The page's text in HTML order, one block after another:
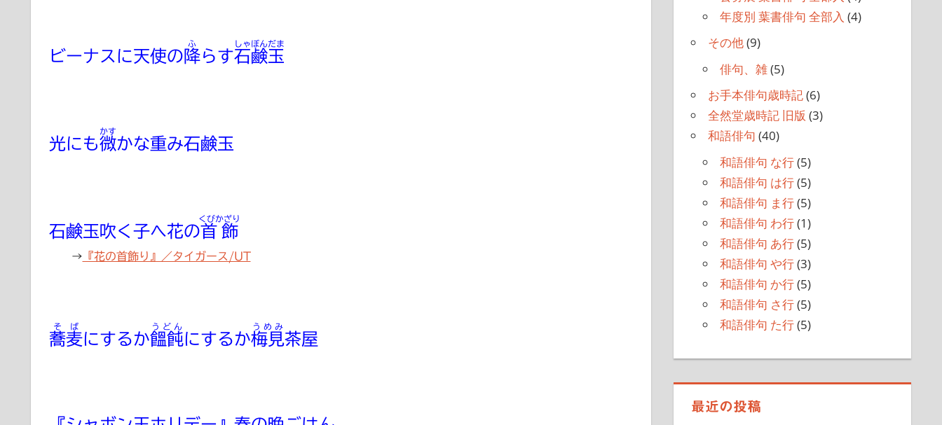
ビーナスに天使の降
ふ
らす石鹸玉
しゃぼんだま
光にも微
かす
かな重み石鹸玉
石鹸玉吹く子へ花の首飾
くびかざり
→ 『花の首飾り』／タイガース/UT
蕎麦
そば
にするか饂飩
うどん
にするか梅見
うめみ
茶屋
年度別 葉書俳句 全部入 (4)
その他(9)
俳句、雑(5)
お手本俳句歳時記(6)
全然堂歳時記 旧版 (3)
和語俳句 (40)
和語俳句 な行(5)
和語俳句 は行(5)
和語俳句 ま行(5)
和語俳句 わ行(1)
和語俳句 あ行(5)
和語俳句 や行(3)
和語俳句 か行(5)
和語俳句 さ行(5)
和語俳句 た行(5)
最近の投稿